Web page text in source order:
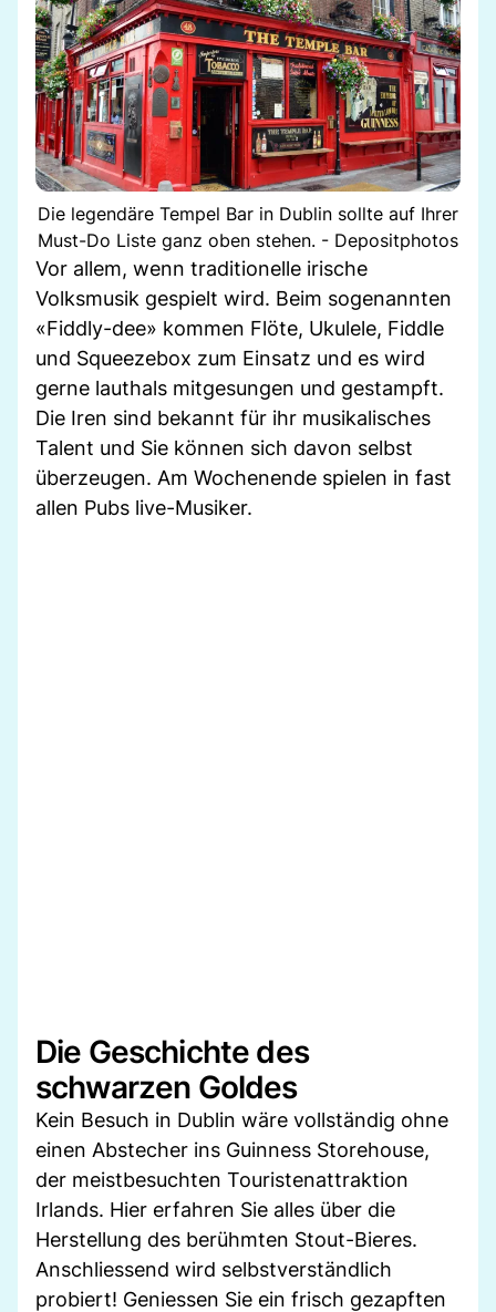
Die legendäre Tempel Bar in Dublin sollte auf Ihrer
Must-Do Liste ganz oben stehen. - Depositphotos
Vor allem, wenn traditionelle irische
Volksmusik gespielt wird. Beim sogenannten
«Fiddly-dee» kommen Flöte, Ukulele, Fiddle
und Squeezebox zum Einsatz und es wird
gerne lauthals mitgesungen und gestampft.
Die Iren sind bekannt für ihr musikalisches
Talent und Sie können sich davon selbst
überzeugen. Am Wochenende spielen in fast
allen Pubs live-Musiker.
Die Geschichte des
schwarzen Goldes
Kein Besuch in Dublin wäre vollständig ohne
einen Abstecher ins Guinness Storehouse,
der meistbesuchten Touristenattraktion
Irlands. Hier erfahren Sie alles über die
Herstellung des berühmten Stout-Bieres.
Anschliessend wird selbstverständlich
probiert! Geniessen Sie ein frisch gezapften